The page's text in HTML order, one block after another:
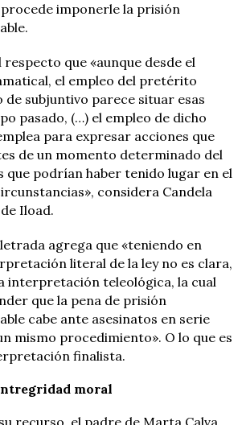
procede imponerle la prisión
respecto que «aunque desde el
el empleo del pretérito
subjuntivo parece situar esas
pasado, (…) el empleo de dicho
para expresar acciones que
de un momento determinado del
que podrían haber tenido lugar en el
considera Candela
Iload.
agrega que «teniendo en
literal de la ley no es clara,
interpretación teleológica, la cual
que la pena de prisión
cabe ante asesinatos en serie
mismo procedimiento». O lo que es
finalista.
moral